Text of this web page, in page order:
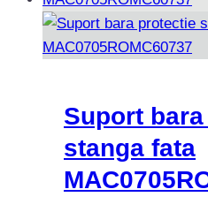
Suport
stanga fata